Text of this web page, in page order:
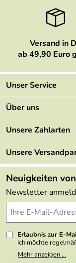
Versand in
ab 49,90 Euro
Unser Service
Kontakt
Mehrwertsteuerfrei
Retourenportal
FAQs
Lieferbedingungen
Delivery Terms
Kundenlogin
Über uns
Marken
Angebote
Made in Germany
Themen
Wir über uns
Presse
Unsere Zahlarten
Unsere
Neuigkeiten
Newsletter
Erlaubnis zur E-
Ich möchte
Meine E-Mail-
weitergegeben. Zu
Mehr anzeigen ...